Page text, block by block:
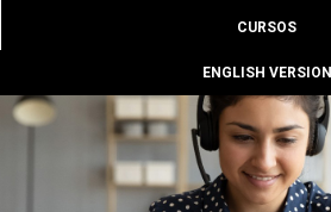
CURSOS
ENGLISH VERSION